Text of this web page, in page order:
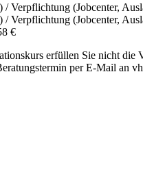
Verpflichtung (Jobcenter,
Verpflichtung (Jobcenter,
€
erfüllen Sie nicht die
per E-Mail an